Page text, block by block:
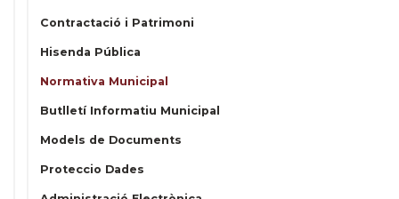
Contractació i Patrimoni
Hisenda Pública
Normativa Municipal
Butlletí Informatiu Municipal
Models de Documents
Proteccio Dades